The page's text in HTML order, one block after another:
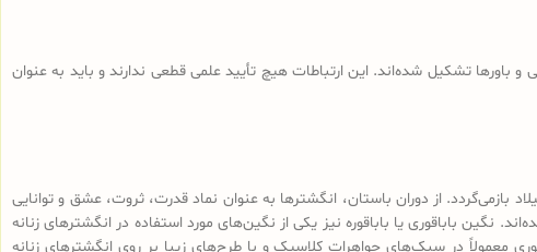
تشکیل شده‌اند. این ارتباطات هیچ تأیید علمی قطعی ندارند و باید به عنوان
از دوران باستان، انگشترها به عنوان نماد قدرت، ثروت، عشق و توانایی
باباقوری یا باباقوره نیز یکی از نگین‌های مورد استفاده در انگشترهای زنانه
معمولاً در سبک‌های جواهرات کلاسیک و با طرح‌های زیبا بر روی انگشترهای زنانه